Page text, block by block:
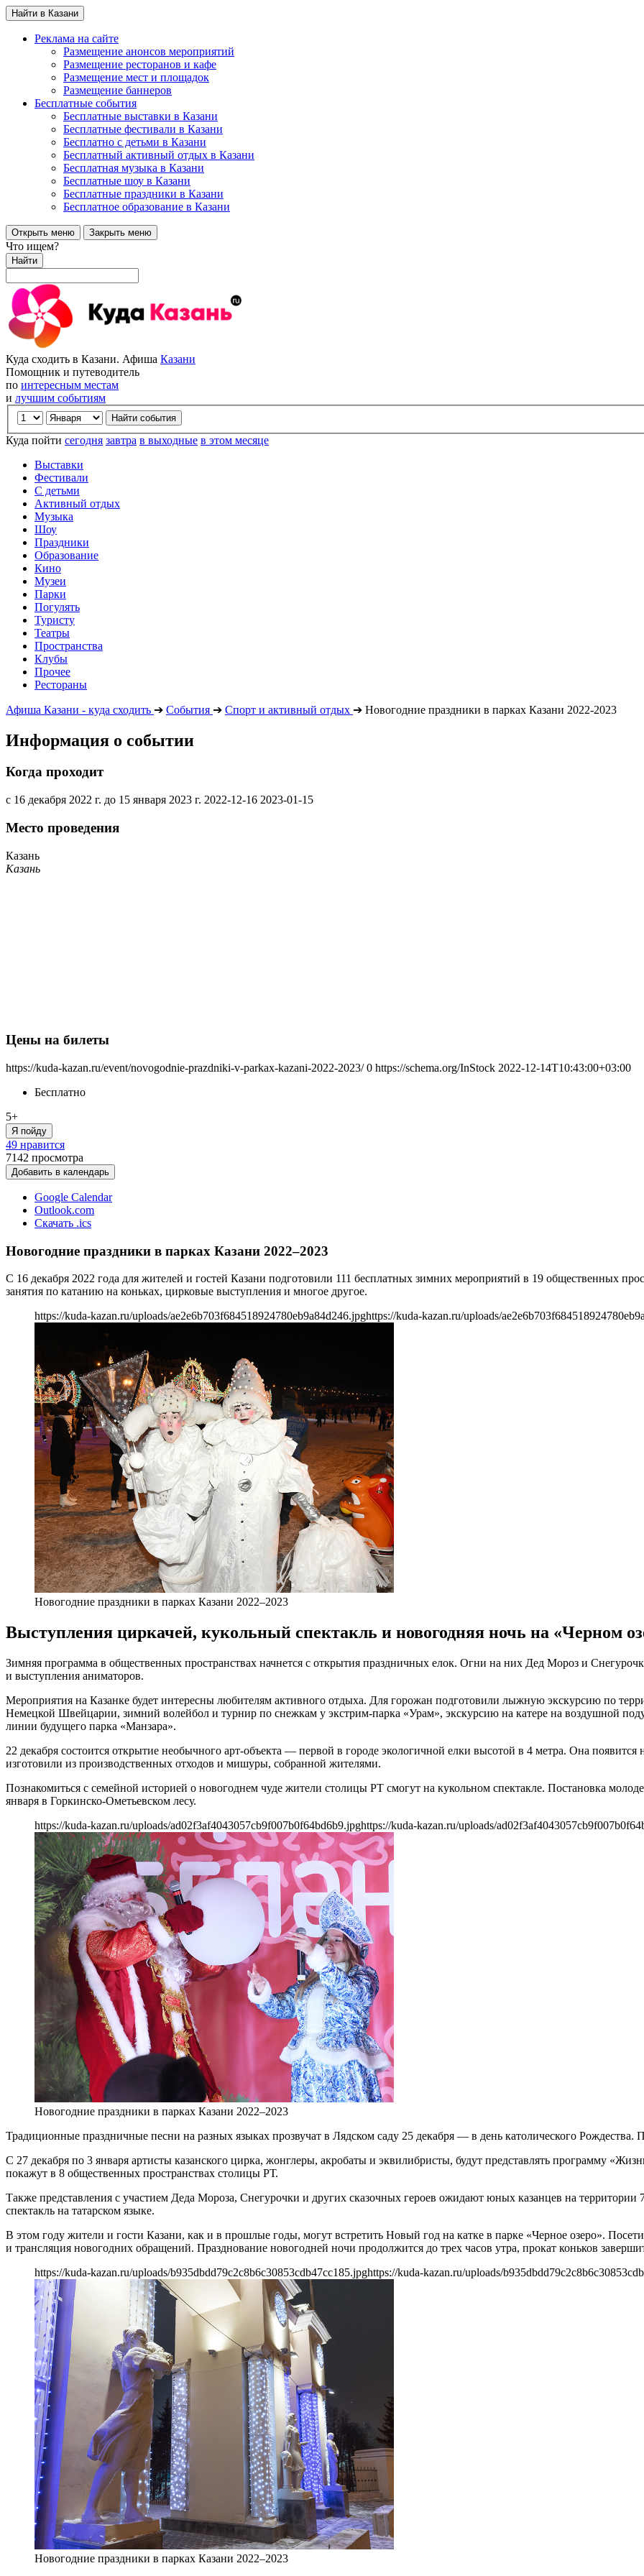
Найти в Казани
Реклама на сайте
Размещение анонсов мероприятий
Размещение ресторанов и кафе
Размещение мест и площадок
Размещение баннеров
Бесплатные события
Бесплатные выставки в Казани
Бесплатные фестивали в Казани
Бесплатно с детьми в Казани
Бесплатный активный отдых в Казани
Бесплатная музыка в Казани
Бесплатные шоу в Казани
Бесплатные праздники в Казани
Бесплатное образование в Казани
Открыть меню Закрыть меню
Что ищем?
Найти
Куда сходить в Казани. Афиша Казани
Помощник и путеводитель
по интересным местам
и лучшим событиям
Куда пойти сегодня завтра в выходные в этом месяце
Выставки
Фестивали
С детьми
Активный отдых
Музыка
Шоу
Праздники
Образование
Кино
Музеи
Парки
Погулять
Туристу
Театры
Пространства
Клубы
Прочее
Рестораны
Афиша Казани - куда сходить ➔ События ➔ Спорт и активный отдых ➔ Новогодние праздники в парках Казани 2022-2023
Информация о событии
Когда проходит
с 16 декабря 2022 г. до 15 января 2023 г. 2022-12-16 2023-01-15
Место проведения
Казань
Казань
Цены на билеты
https://kuda-kazan.ru/event/novogodnie-prazdniki-v-parkax-kazani-2022-2023/ 0 https://schema.org/InStock 2022-12-14T10:43:00+03:00
Бесплатно
5+
Я пойду
49 нравится
7142 просмотра
Добавить в календарь
Google Calendar
Outlook.com
Скачать .ics
Новогодние праздники в парках Казани 2022–2023
С 16 декабря 2022 года для жителей и гостей Казани подготовили 111 бесплатных зимних мероприятий в 19 общественных
занятия по катанию на коньках, цирковые выступления и многое другое.
https://kuda-kazan.ru/uploads/ae2e6b703f684518924780eb9a84d246.jpghttps://kuda-kazan.ru/uploads/
Новогодние праздники в парках Казани 2022–2023
Выступления циркачей, кукольный спектакль и новогодняя ночь на «Черном
Зимняя программа в общественных пространствах начнется с открытия праздничных елок. Огни на них Дед Мороз и
и выступления аниматоров.
Мероприятия на Казанке будет интересны любителям активного отдыха. Для горожан подготовили лыжную экскурсию по
Немецкой Швейцарии, зимний волейбол и турнир по снежкам у экстрим-парка «Урам», экскурсию на катере на воздушной
линии будущего парка «Манзара».
22 декабря состоится открытие необычного арт-объекта — первой в городе экологичной елки высотой в 4 метра. Она
изготовили из производственных отходов и мишуры, собранной жителями.
Познакомиться с семейной историей о новогоднем чуде жители столицы РТ смогут на кукольном спектакле. Постановка
января в Горкинско-Ометьевском лесу.
https://kuda-kazan.ru/uploads/ad02f3af4043057cb9f007b0f64bd6b9.jpghttps://kuda-kazan.ru/uploads/
Новогодние праздники в парках Казани 2022–2023
Традиционные праздничные песни на разных языках прозвучат в Лядском саду 25 декабря — в день католического Рождества.
С 27 декабря по 3 января артисты казанского цирка, жонглеры, акробаты и эквилибристы, будут представлять программу
покажут в 8 общественных пространствах столицы РТ.
Также представления с участием Деда Мороза, Снегурочки и других сказочных героев ожидают юных казанцев на
спектакль на татарском языке.
В этом году жители и гости Казани, как и в прошлые годы, могут встретить Новый год на катке в парке «Черное озеро».
и трансляция новогодних обращений. Празднование новогодней ночи продолжится до трех часов утра, прокат коньков
https://kuda-kazan.ru/uploads/b935dbdd79c2c8b6c30853cdb47cc185.jpghttps://kuda-kazan.ru/uploads/
Новогодние праздники в парках Казани 2022–2023